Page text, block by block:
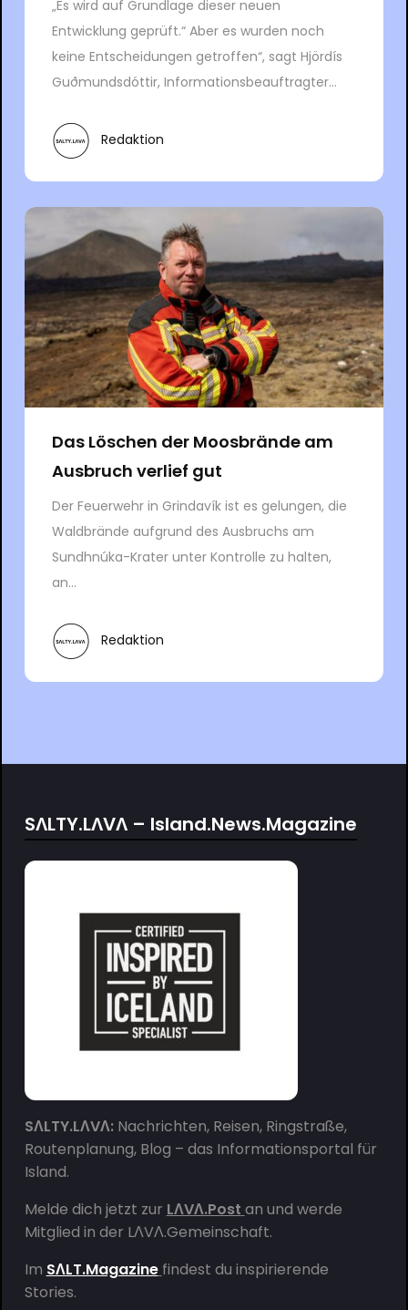
„Es wird auf Grundlage dieser neuen
Entwicklung geprüft.“ Aber es wurden noch
keine Entscheidungen getroffen“, sagt Hjördís
Guðmundsdóttir, Informationsbeauftragter...
Redaktion
Das Löschen der Moosbrände am
Ausbruch verlief gut
Der Feuerwehr in Grindavík ist es gelungen, die
Waldbrände aufgrund des Ausbruchs am
Sundhnúka-Krater unter Kontrolle zu halten,
an...
Redaktion
SΛLTY.LΛVΛ – Island.News.Magazine
SΛLTY.LΛVΛ:Nachrichten, Reisen, Ringstraße,
Routenplanung, Blog – das Informationsportal für
Island.
Melde dich jetzt zur LΛVΛ.Post an und werde
Mitglied in der LΛVΛ.Gemeinschaft.
Im SΛLT.Magazine findest du inspirierende
Stories.